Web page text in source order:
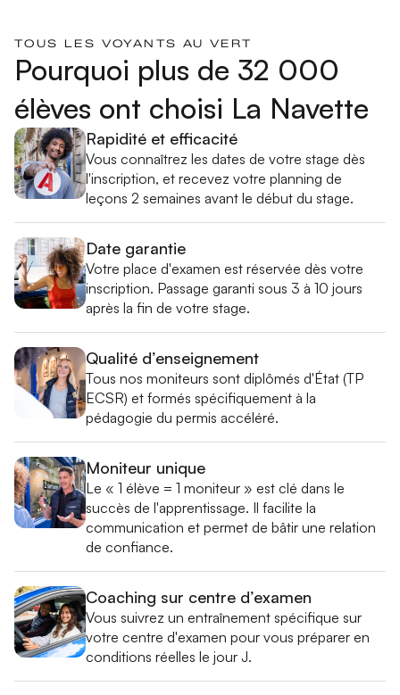
TOUS LES VOYANTS AU VERT
Pourquoi plus de 32 000
élèves ont choisi La Navette
Rapidité et efficacité
Vous connaîtrez les dates de votre stage dès
l'inscription, et recevez votre planning de
leçons 2 semaines avant le début du stage.
Date garantie
Votre place d'examen est réservée dès votre
inscription. Passage garanti sous 3 à 10 jours
après la fin de votre stage.
Qualité d’enseignement
Tous nos moniteurs sont diplômés d'État (TP
ECSR) et formés spécifiquement à la
pédagogie du permis accéléré.
Moniteur unique
Le « 1 élève = 1 moniteur » est clé dans le
succès de l'apprentissage. Il facilite la
communication et permet de bâtir une relation
de confiance.
Coaching sur centre d’examen
Vous suivrez un entraînement spécifique sur
votre centre d'examen pour vous préparer en
conditions réelles le jour J.